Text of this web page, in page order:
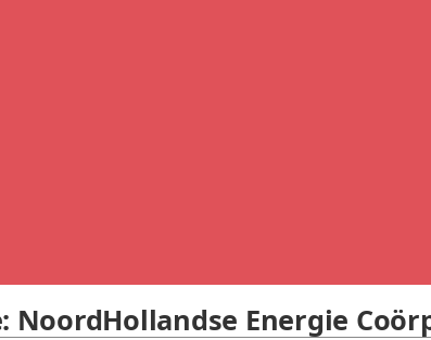
NoordHollandse Energie